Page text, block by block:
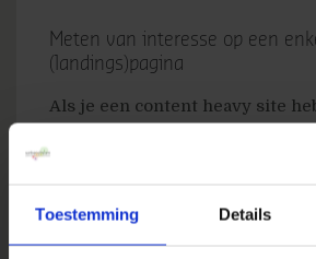
Toestemming Details
Meten van interesse op een
(landings)pagina
Als je een content heavy site
vaak een hoger dan
ding geïnteresseerd zijn,
waar ze naar zoeken. Als het